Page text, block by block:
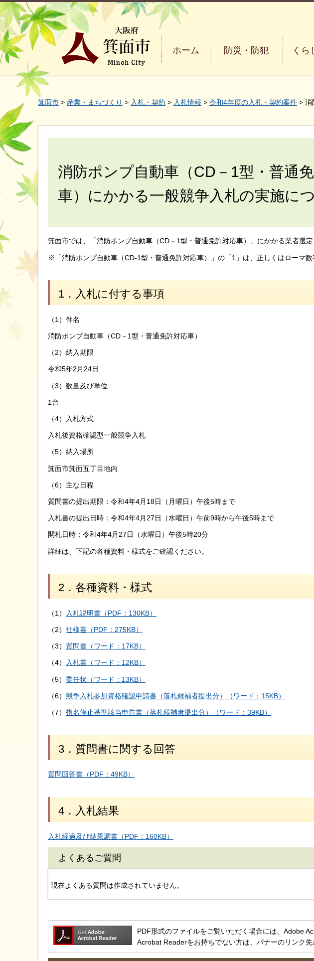
大阪府箕面市 Minoh City
ホーム 防災・防犯 くら
箕面市 > 産業・まちづくり > 入札・契約 > 入札情報 > 令和4年度の入札・契約案件 > 消
消防ポンプ自動車（CD－1型・普通
車）にかかる一般競争入札の実施に
箕面市では、「消防ポンプ自動車（CD－1型・普通免許対応車）」にかかる業者選定
※「消防ポンプ自動車（CD-1型・普通免許対応車）」の「1」は、正しくはローマ数
1．入札に付する事項
（1）件名
消防ポンプ自動車（CD－1型・普通免許対応車）
（2）納入期限
令和5年2月24日
（3）数量及び単位
1台
（4）入札方式
入札後資格確認型一般競争入札
（5）納入場所
箕面市箕面五丁目地内
（6）主な日程
質問書の提出期限：令和4年4月18日（月曜日）午後5時まで
入札書の提出日時：令和4年4月27日（水曜日）午前9時から午後5時まで
開札日時：令和4年4月27日（水曜日）午後5時20分
詳細は、下記の各種資料・様式をご確認ください。
2．各種資料・様式
（1） 入札説明書（PDF：130KB）
（2） 仕様書（PDF：275KB）
（3） 質問書（ワード：17KB）
（4） 入札書（ワード：12KB）
（5） 委任状（ワード：13KB）
（6） 競争入札参加資格確認申請書（落札候補者提出分）（ワード：15KB）
（7） 指名停止基準該当申告書（落札候補者提出分）（ワード：39KB）
3．質問書に関する回答
質問回答書（PDF：49KB）
4．入札結果
入札経過及び結果調書（PDF：160KB）
よくあるご質問
現在よくある質問は作成されていません。
PDF形式のファイルをご覧いただく場合には、Adobe
Acrobat Readerをお持ちでない方は、バナーのリンク先